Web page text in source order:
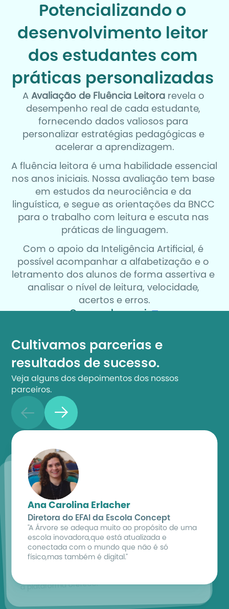
Potencializando o
desenvolvimento leitor
dos estudantes com
práticas personalizadas
A Avaliação de Fluência Leitora revela o
desempenho real de cada estudante,
fornecendo dados valiosos para
personalizar estratégias pedagógicas e
acelerar a aprendizagem.
A fluência leitora é uma habilidade essencial
nos anos iniciais. Nossa avaliação tem base
em estudos da neurociência e da
linguística, e segue as orientações da BNCC
para o trabalho com leitura e escuta nas
práticas de linguagem.
Com o apoio da Inteligência Artificial, é
possível acompanhar a alfabetização e o
letramento dos alunos de forma assertiva e
analisar o nível de leitura, velocidade,
acertos e erros.
Quero saber mais
Cultivamos parcerias e
resultados de sucesso.
Veja alguns dos depoimentos dos nossos
parceiros.
Simone Araújo
Gestora do Colégio Salesiano Santa Rosa
"Por meio da Árvore a gente consegue
acompanhar os alunos e também as famílias
a plataforma oferece."
Haroldo Costa
Diretor do Colégio Santa Maria Minas
"Uma parceria como a Árvore, com certeza, nos
auxilia na preparação deste estudante para
Ana Carolina Erlacher
Diretora do EFAI da Escola Concept
"A Árvore se adequa muito ao propósito de uma
escola inovadora,que está atualizada e
conectada com o mundo que não é só
físico,mas também é digital."